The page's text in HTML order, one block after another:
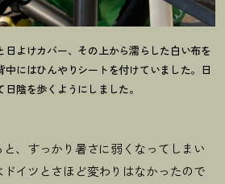
日よけカバー、その上から濡らした白い布を
中にはひんやりシートを付けていました。日
陰を歩くようにしました。
、すっかり暑さに弱くなってしまい
イツとさほど変わりはなかったので